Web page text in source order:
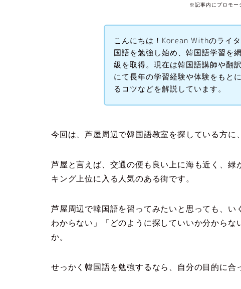
※記事内にプロモー
こんにちは！Korean Withのライ
国語を勉強し始め、韓国語学習を
級を取得。現在は韓国語講師や翻
にて長年の学習経験や体験をもと
るコツなどを解説しています。
今回は、芦屋周辺で韓国語教室を探している方に
芦屋と言えば、交通の便も良い上に海も近く、
キング上位に入る人気のある街です。
芦屋周辺で韓国語を習ってみたいと思っても、
わからない」「どのように探していいか分から
か。
せっかく韓国語を勉強するなら、自分の目的に合